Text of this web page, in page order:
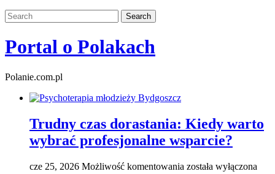
Portal o Polakach
Polanie.com.pl
Trudny czas dorastania: Kiedy warto
wybrać profesjonalne wsparcie?
cze 25, 2026 Możliwość komentowania Trudny
została wyłączona